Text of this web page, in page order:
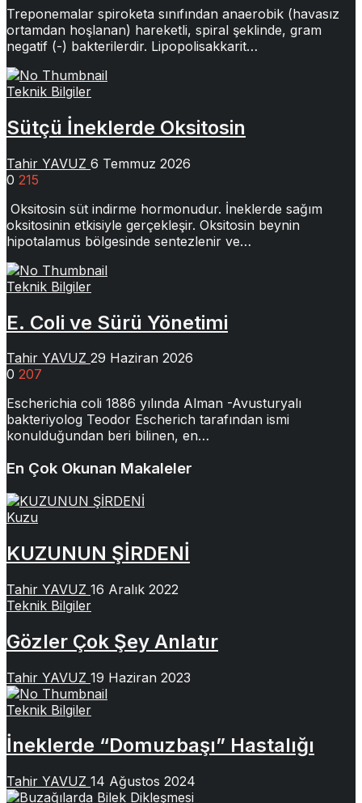
Treponemalar spiroketa sınıfından anaerobik (havasız
ortamdan hoşlanan) hareketli, spiral şeklinde, gram
negatif (-) bakterilerdir. Lipopolisakkarit…
Teknik Bilgiler
Sütçü İneklerde Oksitosin
Tahir YAVUZ 6 Temmuz 2026
0 215
Oksitosin süt indirme hormonudur. İneklerde sağım
oksitosinin etkisiyle gerçekleşir. Oksitosin beynin
hipotalamus bölgesinde sentezlenir ve…
Teknik Bilgiler
E. Coli ve Sürü Yönetimi
Tahir YAVUZ 29 Haziran 2026
0 207
Escherichia coli 1886 yılında Alman -Avusturyalı
bakteriyolog Teodor Escherich tarafından ismi
konulduğundan beri bilinen, en…
En Çok Okunan Makaleler
Kuzu
KUZUNUN ŞİRDENİ
Tahir YAVUZ 16 Aralık 2022
Teknik Bilgiler
Gözler Çok Şey Anlatır
Tahir YAVUZ 19 Haziran 2023
Teknik Bilgiler
İneklerde “Domuzbaşı” Hastalığı
Tahir YAVUZ 14 Ağustos 2024